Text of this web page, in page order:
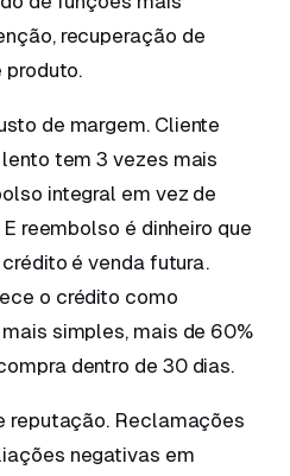
recuperação de
produto.
de margem. Cliente
tem 3 vezes mais
integral em vez de
reembolso é dinheiro que
é venda futura.
o crédito como
simples, mais de 60%
dentro de 30 dias.
reputação. Reclamações
negativas em